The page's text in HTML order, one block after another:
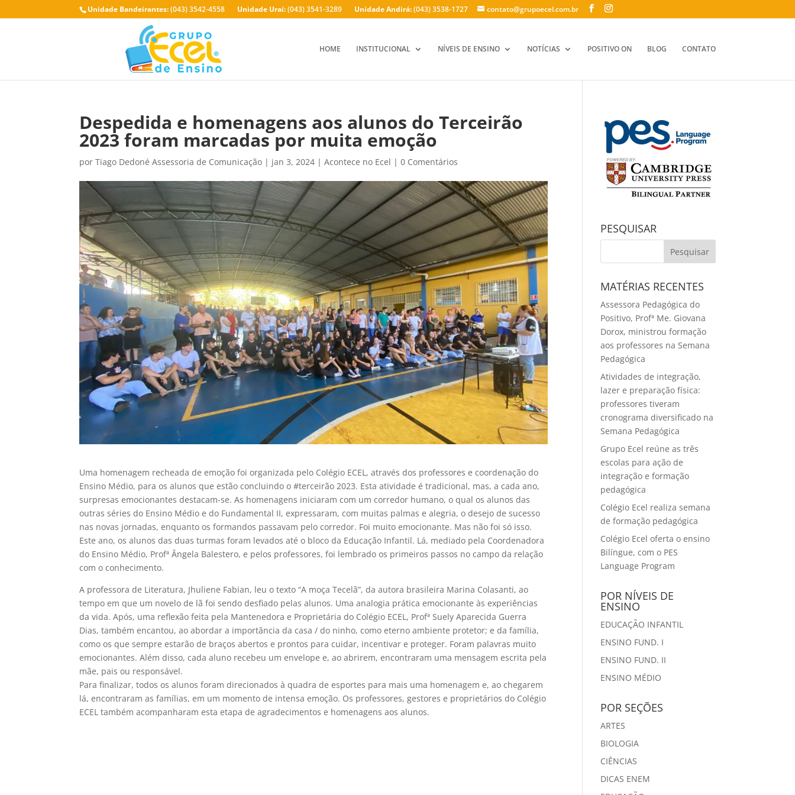
Unidade Bandeirantes:(043) 3542-4558 Unidade Uraí:(043) 3541-3289 Unidade Andirá:(043) 3538-1727 contato@grupoecel.com.br
HOME INSTITUCIONAL NÍVEIS DE ENSINO NOTÍCIAS POSITIVO ON BLOG CONTATO
Despedida e homenagens aos alunos do Terceirão
2023 foram marcadas por muita emoção
porTiago Dedoné Assessoria de Comunicação | jan 3, 2024 |Acontece no Ecel |0 Comentários
Uma homenagem recheada de emoção foi organizada pelo Colégio ECEL, através dos professores e coordenação do
Ensino Médio, para os alunos que estão concluindo o #terceirão 2023. Esta atividade é tradicional, mas, a cada ano,
surpresas emocionantes destacam-se. As homenagens iniciaram com um corredor humano, o qual os alunos das
outras séries do Ensino Médio e do Fundamental II, expressaram, com muitas palmas e alegria, o desejo de sucesso
nas novas jornadas, enquanto os formandos passavam pelo corredor. Foi muito emocionante. Mas não foi só isso.
Este ano, os alunos das duas turmas foram levados até o bloco da Educação Infantil. Lá, mediado pela Coordenadora
do Ensino Médio, Profª Ângela Balestero, e pelos professores, foi lembrado os primeiros passos no campo da relação
com o conhecimento.
A professora de Literatura, Jhuliene Fabian, leu o texto “A moça Tecelã”, da autora brasileira Marina Colasanti, ao
tempo em que um novelo de lã foi sendo desfiado pelas alunos. Uma analogia prática emocionante às experiências
da vida. Após, uma reflexão feita pela Mantenedora e Proprietária do Colégio ECEL, Profª Suely Aparecida Guerra
Dias, também encantou, ao abordar a importância da casa / do ninho, como eterno ambiente protetor; e da família,
como os que sempre estarão de braços abertos e prontos para cuidar, incentivar e proteger. Foram palavras muito
emocionantes. Além disso, cada aluno recebeu um envelope e, ao abrirem, encontraram uma mensagem escrita pela
mãe, pais ou responsável.
Para finalizar, todos os alunos foram direcionados à quadra de esportes para mais uma homenagem e, ao chegarem
lá, encontraram as famílias, em um momento de intensa emoção. Os professores, gestores e proprietários do Colégio
ECEL também acompanharam esta etapa de agradecimentos e homenagens aos alunos.
PESQUISAR
MATÉRIAS RECENTES
Assessora Pedagógica do
Positivo, Profª Me. Giovana
Dorox, ministrou formação
aos professores na Semana
Pedagógica
Atividades de integração,
lazer e preparação física:
professores tiveram
cronograma diversificado na
Semana Pedagógica
Grupo Ecel reúne as três
escolas para ação de
integração e formação
pedagógica
Colégio Ecel realiza semana
de formação pedagógica
Colégio Ecel oferta o ensino
Bilíngue, com o PES
Language Program
POR NÍVEIS DE
ENSINO
EDUCAÇÃO INFANTIL
ENSINO FUND. I
ENSINO FUND. II
ENSINO MÉDIO
POR SEÇÕES
ARTES
BIOLOGIA
CIÊNCIAS
DICAS ENEM